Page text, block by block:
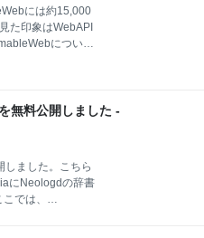
サンプル 関連記
を使ってみた
」
情報サイト ごち
まぜフィード
には約15,000
た印象はWebAPI
について
ある。 トップ画
には3つのコ
API NEWS API
毎日最低１件は
らもわかるが、
企業のニュース１
△△を採用しまし
係、同種類のAPI
無料公開しました -
しました。こちら
にNeologdの辞書
では、